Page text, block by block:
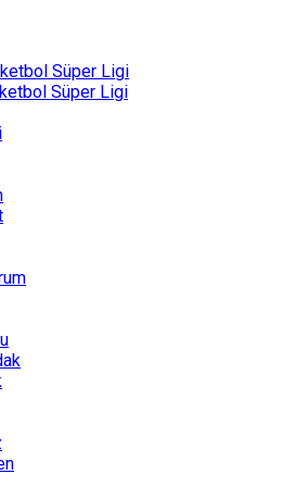
Süper Ligi
Süper Ligi